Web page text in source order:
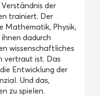
der
trainiert. Der
Mathematik, Physik,
dadurch
wissenschaftliches
vertraut ist. Das
Entwicklung der
Und das,
zu spielen.